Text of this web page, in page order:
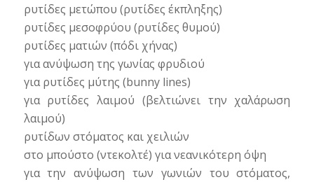
ρυτίδες μετώπου (ρυτίδες έκπληξης)
ρυτίδες μεσοφρύου (ρυτίδες θυμού)
ρυτίδες ματιών (πόδι χήνας)
για ανύψωση της γωνίας φρυδιού
για ρυτίδες μύτης (bunny lines)
για ρυτίδες λαιμού (βελτιώνει την χαλάρωση
λαιμού)
ρυτίδων στόματος και χειλιών
στο μπούστο (ντεκολτέ) για νεανικότερη όψη
για την ανύψωση των γωνιών του στόματος,